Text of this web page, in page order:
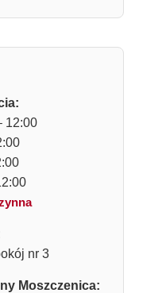
12:00
nr 3
Moszczenica: